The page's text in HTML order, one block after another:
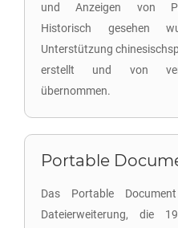
und Anzeigen von
Historisch gesehen
Unterstützung
erstellt und von
übernommen.
Portable
Das Portable
Dateierweiterung, die